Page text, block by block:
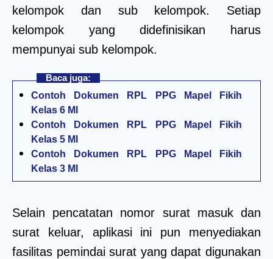
kelompok dan sub kelompok. Setiap
kelompok yang didefinisikan harus
mempunyai sub kelompok.
Baca juga:
Contoh Dokumen RPL PPG Mapel Fikih
Kelas 6 MI
Contoh Dokumen RPL PPG Mapel Fikih
Kelas 5 MI
Contoh Dokumen RPL PPG Mapel Fikih
Kelas 3 MI
Selain pencatatan nomor surat masuk dan
surat keluar, aplikasi ini pun menyediakan
fasilitas pemindai surat yang dapat digunakan